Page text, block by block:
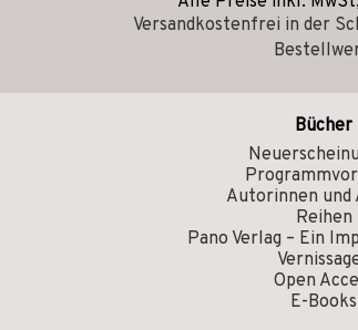
Versandkostenfrei in der
Bücher
Autorinnen und
Reihen
Pano Verlag – Ein
Open
E-Books